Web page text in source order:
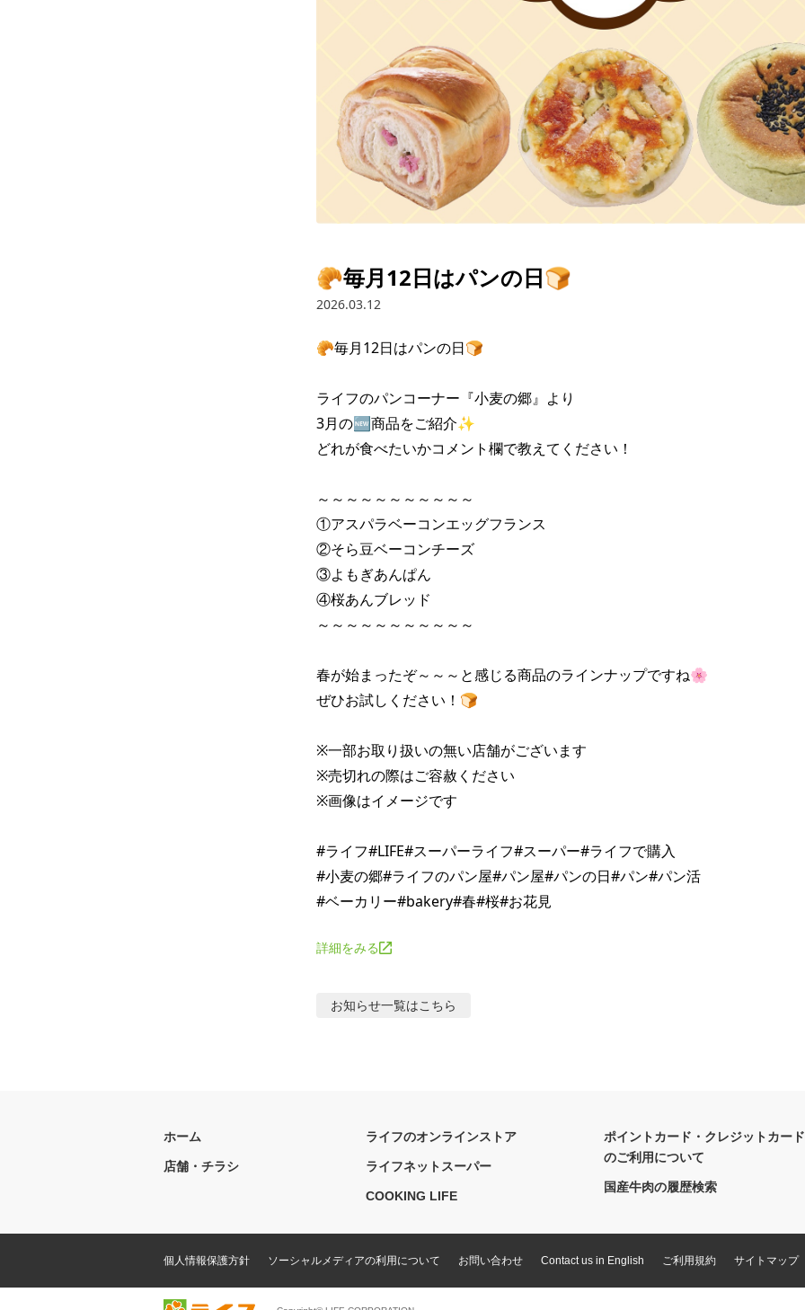
🥐毎月12日はパンの日🍞
2026.03.12
🥐毎月12日はパンの日🍞
ライフのパンコーナー『小麦の郷』より
3月の🆕商品をご紹介✨
どれが食べたいかコメント欄で教えてください！
～～～～～～～～～～～
①アスパラベーコンエッグフランス
②そら豆ベーコンチーズ
③よもぎあんぱん
④桜あんブレッド
～～～～～～～～～～～
春が始まったぞ～～～と感じる商品のラインナップですね🌸
ぜひお試しください！🍞
※一部お取り扱いの無い店舗がございます
※売切れの際はご容赦ください
※画像はイメージです
#ライフ#LIFE#スーパーライフ#スーパー#ライフで購入
#小麦の郷#ライフのパン屋#パン屋#パンの日#パン#パン活
詳細をみる
お知らせ一覧はこちら
ホーム
店舗・チラシ
ライフのオンラインストア
ライフネットスーパー
COOKING LIFE
ポイントカード・クレジットカード
のご利用について
国産牛肉の履歴検索
個人情報保護方針 ソーシャルメディアの利用について お問い合わせ Contact us in English ご利用規約 サイトマップ